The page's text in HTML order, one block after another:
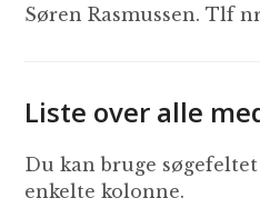
Søren Rasmussen. Tlf
Liste over alle
Du kan bruge
enkelte kolonne.